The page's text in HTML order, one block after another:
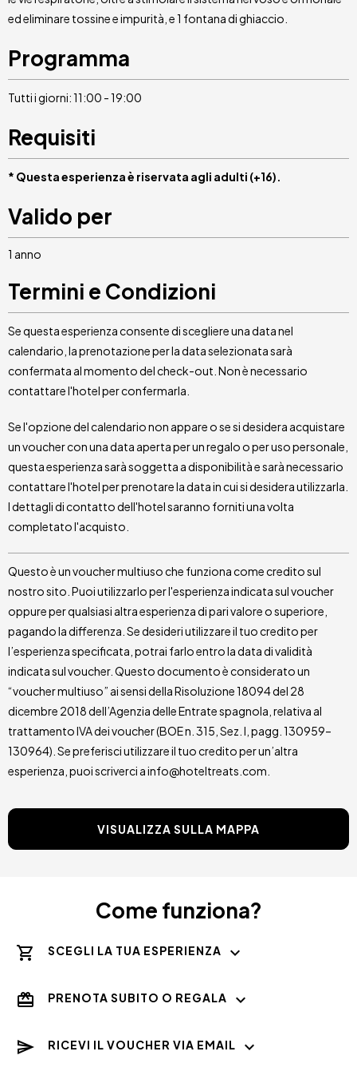
ed eliminare tossine e impurità, e 1 fontana di ghiaccio.
Programma
Tutti i giorni: 11:00 - 19:00
Requisiti
* Questa esperienza è riservata agli adulti (+16).
Valido per
1 anno
Termini e Condizioni
Se questa esperienza consente di scegliere una data nel
calendario, la prenotazione per la data selezionata sarà
confermata al momento del check-out. Non è necessario
contattare l'hotel per confermarla.
Se l'opzione del calendario non appare o se si desidera acquistare
un voucher con una data aperta per un regalo o per uso personale,
questa esperienza sarà soggetta a disponibilità e sarà necessario
contattare l'hotel per prenotare la data in cui si desidera utilizzarla.
I dettagli di contatto dell'hotel saranno forniti una volta
completato l'acquisto.
Questo è un voucher multiuso che funziona come credito sul
nostro sito. Puoi utilizzarlo per l'esperienza indicata sul voucher
oppure per qualsiasi altra esperienza di pari valore o superiore,
pagando la differenza. Se desideri utilizzare il tuo credito per
l’esperienza specificata, potrai farlo entro la data di validità
indicata sul voucher. Questo documento è considerato un
“voucher multiuso” ai sensi della Risoluzione 18094 del 28
dicembre 2018 dell’Agenzia delle Entrate spagnola, relativa al
trattamento IVA dei voucher (BOE n. 315, Sez. I, pagg. 130959–
130964). Se preferisci utilizzare il tuo credito per un’altra
esperienza, puoi scriverci a info@hoteltreats.com.
VISUALIZZA SULLA MAPPA
Come funziona?
SCEGLI LA TUA ESPERIENZA
PRENOTA SUBITO O REGALA
RICEVI IL VOUCHER VIA EMAIL